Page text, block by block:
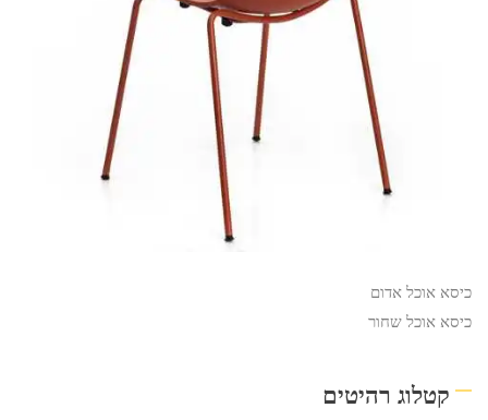
כיסא אוכל אדום
כיסא אוכל שחור
קטלוג רהיטים